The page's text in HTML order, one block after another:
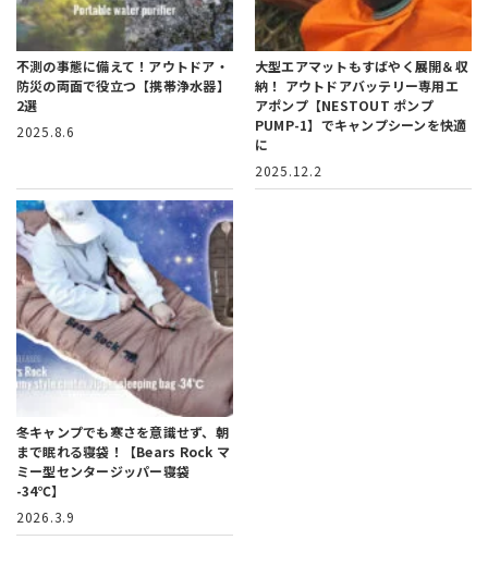
不測の事態に備えて！ アウトドア・
防災の両面で役立つ【携帯浄水器】
2選
2025.8.6
大型エアマットもすばやく展開＆収
納！ アウトドアバッテリー専用エ
アポンプ【NESTOUT ポンプ
PUMP-1】でキャンプシーンを快適
に
2025.12.2
冬キャンプでも寒さを意識せず、朝
まで眠れる寝袋！【Bears Rock マ
ミー型センタージッパー寝袋
-34℃】
2026.3.9